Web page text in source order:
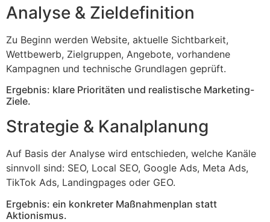
Analyse & Zieldefinition
Zu Beginn werden Website, aktuelle Sichtbarkeit,
Wettbewerb, Zielgruppen, Angebote, vorhandene
Kampagnen und technische Grundlagen geprüft.
Ergebnis: klare Prioritäten und realistische Marketing-
Ziele.
Strategie & Kanalplanung
Auf Basis der Analyse wird entschieden, welche Kanäle
sinnvoll sind: SEO, Local SEO, Google Ads, Meta Ads,
TikTok Ads, Landingpages oder GEO.
Ergebnis: ein konkreter Maßnahmenplan statt
Aktionismus.